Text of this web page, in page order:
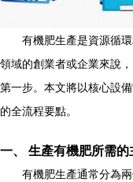
有機肥生產是資源循
領域的創業者或企業來說
第一步。本文將以核心設
的全流程要點。
一、 生產有機肥所需的
有機肥生產通常分為